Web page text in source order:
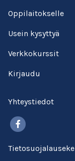
Oppilaitokselle
Usein kysyttyä
Verkkokurssit
Kirjaudu
Yhteystiedot
Tietosuojalauseke